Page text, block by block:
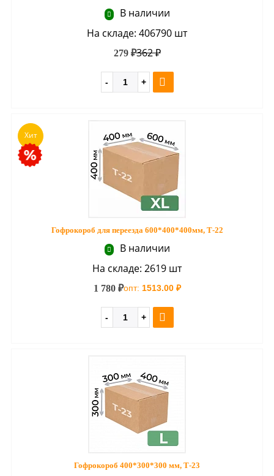
В наличии
На складе: 406790 шт
362 ₽
279 ₽
Хит
Гофрокороб для переезда 600*400*400мм, Т-22
В наличии
На складе: 2619 шт
1 780 ₽опт: 1513.00 ₽
Гофрокороб 400*300*300 мм, Т-23